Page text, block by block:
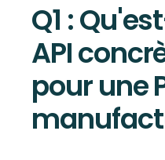
Q1 :
API
pour une